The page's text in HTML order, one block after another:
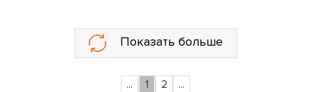
Показать больше
... 1 2 ...